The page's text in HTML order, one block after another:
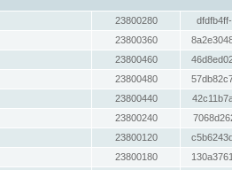
23800280
23800360
23800460
23800480
23800440
23800240
23800120
23800180